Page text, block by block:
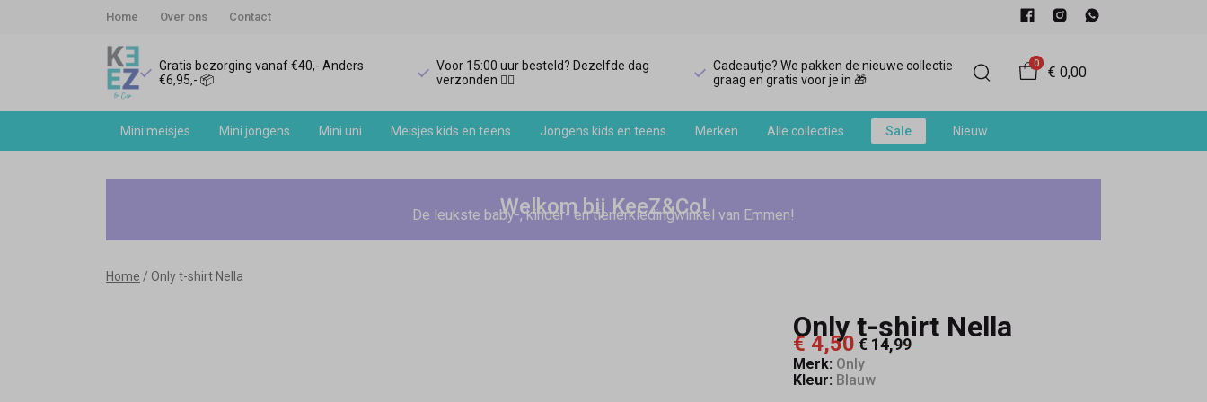
Home Over ons Contact
Gratis bezorging vanaf €40,- Anders
€6,95,- 📦
Voor 15:00 uur besteld? Dezelfde dag
verzonden 🏃‍♀️
Cadeautje? We pakken de nieuwe collectie
graag en gratis voor je in 🎁
0
€ 0,00
Mini meisjes Mini jongens Mini uni Meisjes kids en teens Jongens kids en teens Merken Alle collecties Sale Nieuw
Welkom bij KeeZ&Co!
De leukste baby-, kinder- en tienerkledingwinkel van Emmen!
Home Only t-shirt Nella
Only t-shirt Nella
€ 4,50 € 14,99
Merk: Only
Kleur: Blauw